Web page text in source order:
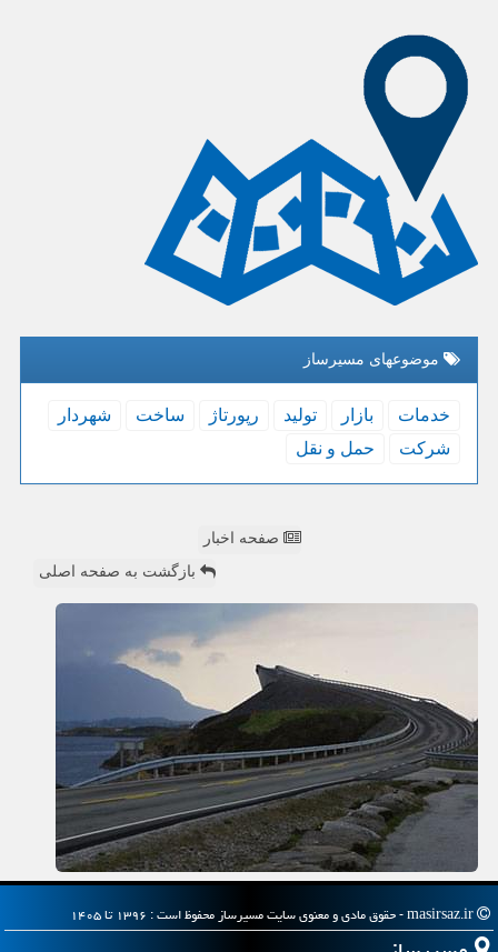
موضوعهای مسیرساز
خدمات بازار تولید رپورتاژ ساخت
شهردار
شركت
حمل و نقل
صفحه اخبار
بازگشت به صفحه اصلی